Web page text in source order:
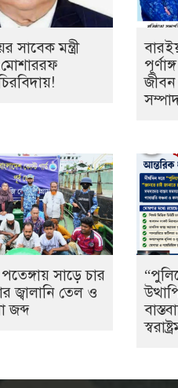
সাবেক মন্ত্রী
মোশাররফ
জীবন
সাড়ে চার
জ্বালানি তেল ও
জব্দ